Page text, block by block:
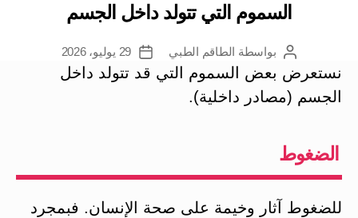
السموم التي تتولد داخل الجسم
كاتب
المقالة
بواسطة الطاقم الطبي
تاريخ
المقالة
29 يوليو، 2026
نستعرض بعض السموم التي قد تتولد داخل
الجسم (مصادر داخلية).
الضغوط
للضغوط آثار وخيمة على صحة الإنسان. فبمجرد